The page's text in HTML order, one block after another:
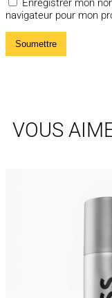
Enregistrer mon
navigateur pour mon
VOUS